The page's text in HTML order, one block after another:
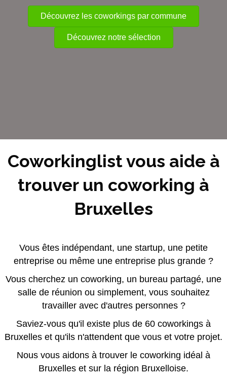
Découvrez les coworkings par commune
Découvrez notre sélection
Coworkinglist vous aide à
trouver un coworking à
Bruxelles
Vous êtes indépendant, une startup, une petite
entreprise ou même une entreprise plus grande ?
Vous cherchez un coworking, un bureau partagé, une
salle de réunion ou simplement, vous souhaitez
travailler avec d'autres personnes ?
Saviez-vous qu'il existe plus de 60 coworkings à
Bruxelles et qu'ils n'attendent que vous et votre projet.
Nous vous aidons à trouver le coworking idéal à
Bruxelles et sur la région Bruxelloise.